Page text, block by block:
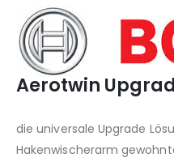
Aerotwin
die universale Upgrade
Hakenwischerarm